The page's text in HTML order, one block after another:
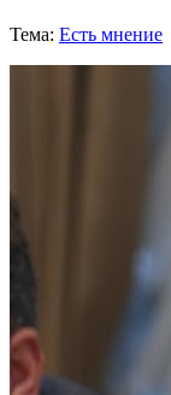
Тема: Есть мнение